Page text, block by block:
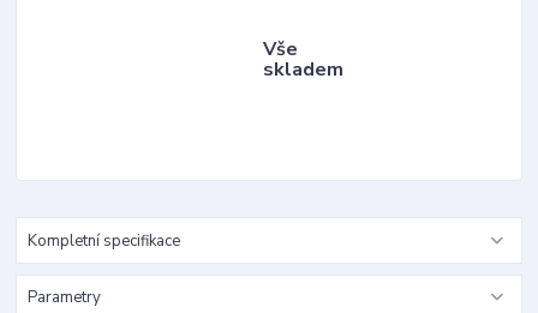
Vše
skladem
Kompletní specifikace
Parametry